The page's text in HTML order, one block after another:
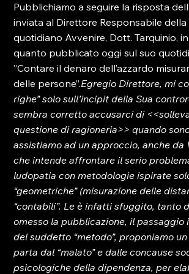
Pubblichiamo a seguire la risposta
inviata al Direttore Responsabile
quotidiano Avvenire, Dott. Tarquinio,
quanto pubblicato oggi sul suo
”Contare il denaro dell’azzardo
delle persone”.Egregio Direttore, mi
righe” solo sull’incipit della Sua
sembra corretto accusarci di
questione di ragioneria>> quando
assistiamo ad un approccio, anche da
che intende affrontare il serio
ludopatia con metodologie ispirate
“geometriche” (misurazione delle
“contabili”. Le è infatti sfuggito, tanto
omesso la pubblicazione, il passaggio
del suddetto “metodo”, proponiamo
parta dal “malato” e dalle concause
psicologiche della dipendenza, per